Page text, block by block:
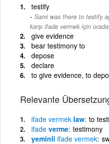
testify
Sami was there to testify
karşı ifade vermek için
give evidence
bear testimony to
depose
declare
to give evidence, to
Relevante
ifade vermek law to
ifade verme testimony
yeminli ifade vermek